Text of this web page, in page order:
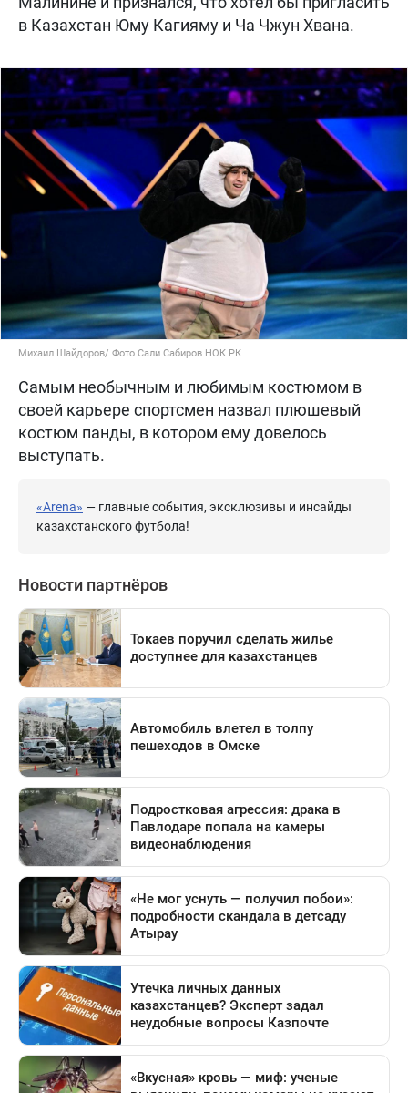
в Казахстан Юму Кагияму и Ча Чжун Хвана.
Михаил Шайдоров/ Фото Сали Сабиров НОК РК
Самым необычным и любимым костюмом в
своей карьере спортсмен назвал плюшевый
костюм панды, в котором ему довелось
выступать.
«Arena» — главные события, эксклюзивы и инсайды
казахстанского футбола!